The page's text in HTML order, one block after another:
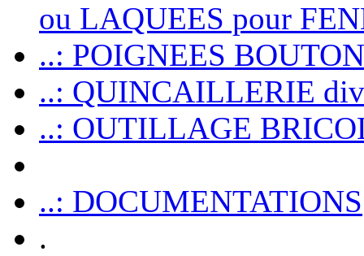
ou LAQUEES pour
..: POIGNEES
..: QUINCAILLERIE
..: OUTILLAGE
..: DOCUMENTATIONS
.